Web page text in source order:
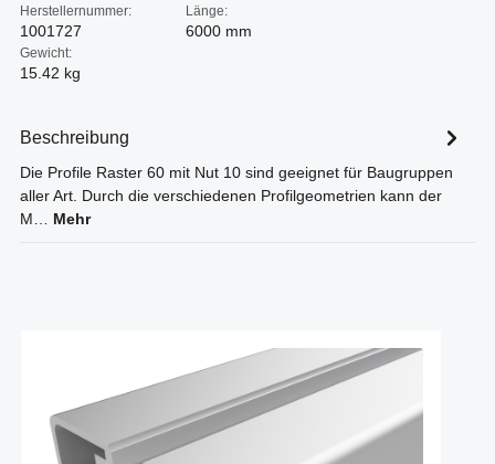
Herstellernummer:
1001727
Länge:
6000 mm
Gewicht:
15.42 kg
Beschreibung
Die Profile Raster 60 mit Nut 10 sind geeignet für Baugruppen
aller Art. Durch die verschiedenen Profilgeometrien kann der
M… Mehr